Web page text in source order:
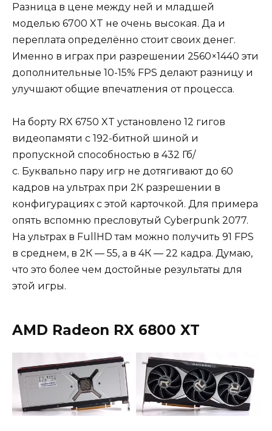
Разница в цене между ней и младшей
моделью 6700 XT не очень высокая. Да и
переплата определённо стоит своих денег.
Именно в играх при разрешении 2560×1440 эти
дополнительные 10-15% FPS делают разницу и
улучшают общие впечатления от процесса.
На борту RX 6750 XT установлено 12 гигов
видеопамяти с 192-битной шиной и
пропускной способностью в 432 Гб/
с. Буквально пару игр не дотягивают до 60
кадров на ультрах при 2К разрешении в
конфигурациях с этой карточкой. Для примера
опять вспомню пресловутый Cyberpunk 2077.
На ультрах в FullHD там можно получить 91 FPS
в среднем, в 2К — 55, а в 4К — 22 кадра. Думаю,
что это более чем достойные результаты для
этой игры.
AMD Radeon RX 6800 XT